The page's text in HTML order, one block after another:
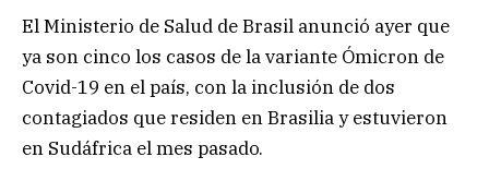
El Ministerio de Salud de Brasil anunció ayer que
ya son cinco los casos de la variante Ómicron de
Covid-19 en el país, con la inclusión de dos
contagiados que residen en Brasilia y estuvieron
en Sudáfrica el mes pasado.